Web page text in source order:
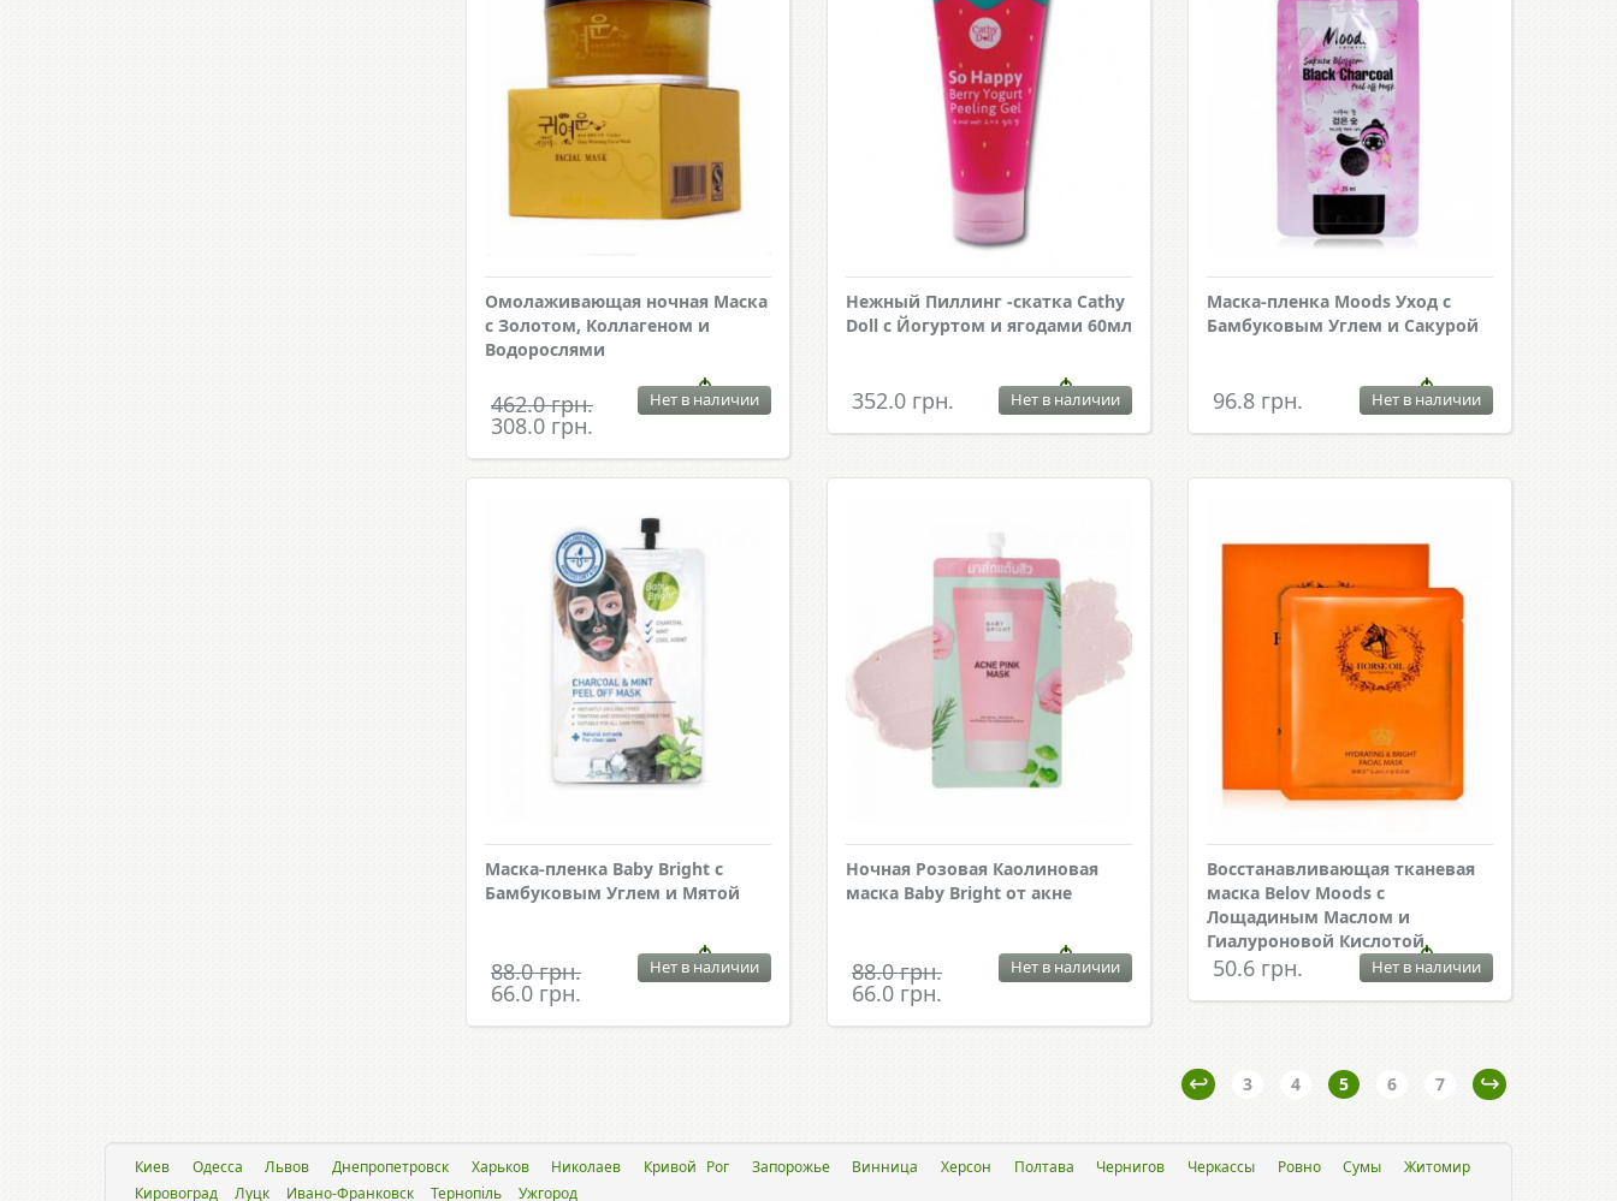
Омолаживающая ночная Маска
с Золотом, Коллагеном и
Водорослями
462.0 грн.
308.0 грн.
Нет в наличии
Нежный Пиллинг -скатка Cathy
Doll с Йогуртом и ягодами 60мл
352.0 грн. Нет в наличии
Маска-пленка Moods Уход с
Бамбуковым Углем и Сакурой
96.8 грн. Нет в наличии
Маска-пленка Baby Bright с
Бамбуковым Углем и Мятой
88.0 грн.
66.0 грн.
Нет в наличии
Ночная Розовая Каолиновая
маска Baby Bright от акне
88.0 грн.
66.0 грн.
Нет в наличии
Восстанавливающая тканевая
маска Belov Moods с
Лощадиным Маслом и
Гиалуроновой Кислотой
50.6 грн. Нет в наличии
3 4 5 6 7
Киев Одесса Львов Днепропетровск Харьков Николаев Кривой Рог Запорожье Винница Херсон Полтава Чернигов Черкассы Ровно Сумы
Житомир
Кировоград
Луцк Ивано-Франковск Тернопіль Ужгород